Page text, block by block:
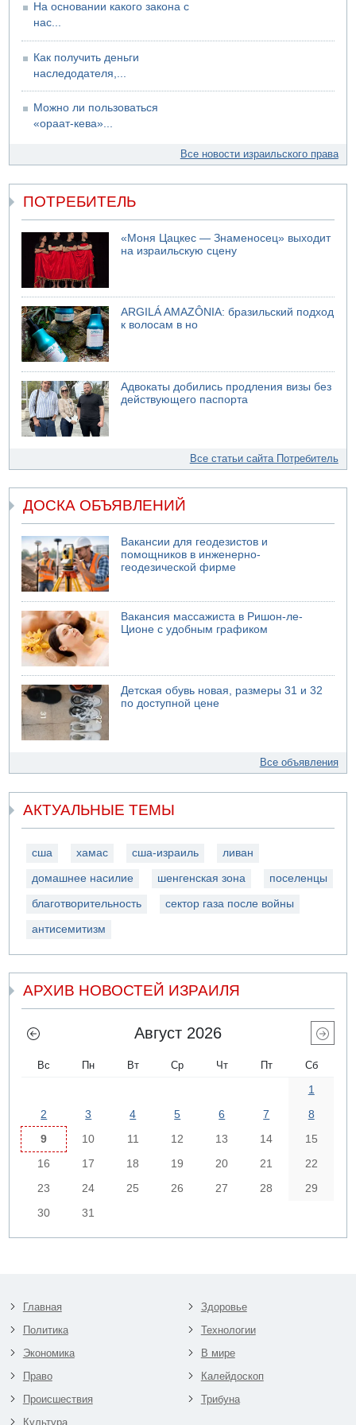
На основании какого закона с
нас...
Как получить деньги
наследодателя,...
Можно ли пользоваться
«ораат-кева»...
Все новости израильского права
ПОТРЕБИТЕЛЬ
«Моня Цацкес — Знаменосец» выходит
на израильскую сцену
ARGILÁ AMAZÔNIA: бразильский подход
к волосам в но
Адвокаты добились продления визы без
действующего паспорта
Все статьи сайта Потребитель
ДОСКА ОБЪЯВЛЕНИЙ
Вакансии для геодезистов и
помощников в инженерно-
геодезической фирме
Вакансия массажиста в Ришон-ле-
Ционе с удобным графиком
Детская обувь новая, размеры 31 и 32
по доступной цене
Все объявления
АКТУАЛЬНЫЕ ТЕМЫ
сша хамас сша-израиль ливан
домашнее насилие шенгенская зона поселенцы
благотворительность сектор газа после войны
антисемитизм
АРХИВ НОВОСТЕЙ ИЗРАИЛЯ
Август 2026
Вс Пн Вт Ср Чт Пт Сб
1
2
3 4 5 6 7
8
9
10 11 12 13 14
15
16
17 18 19 20 21
22
23
24 25 26 27 28
29
30
31
Главная
Политика
Экономика
Право
Происшествия
Культура
Здоровье
Технологии
В мире
Калейдоскоп
Трибуна